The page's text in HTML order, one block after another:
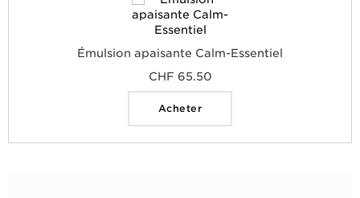
Émulsion apaisante Calm-Essentiel
CHF 65.50
acheter